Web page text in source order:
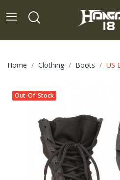
Home Clothing Boots US
Out-Of-Stock